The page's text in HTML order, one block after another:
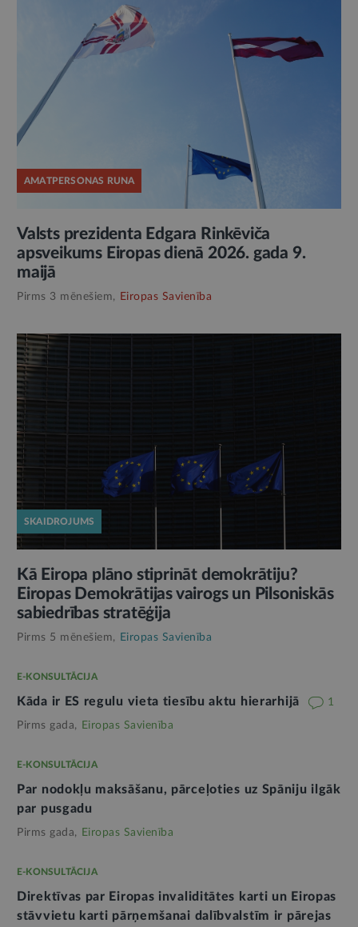
AMATPERSONAS RUNA
Valsts prezidenta Edgara Rinkēviča
apsveikums Eiropas dienā 2026. gada 9.
maijā
Pirms 3 mēnešiem, Eiropas Savienība
SKAIDROJUMS
Kā Eiropa plāno stiprināt demokrātiju?
Eiropas Demokrātijas vairogs un Pilsoniskās
sabiedrības stratēģija
Pirms 5 mēnešiem, Eiropas Savienība
E-KONSULTĀCIJA
Kāda ir ES regulu vieta tiesību aktu hierarhijā 1
Pirms gada, Eiropas Savienība
E-KONSULTĀCIJA
Par nodokļu maksāšanu, pārceļoties uz Spāniju ilgāk
par pusgadu
Pirms gada, Eiropas Savienība
E-KONSULTĀCIJA
Direktīvas par Eiropas invaliditātes karti un Eiropas
stāvvietu karti pārņemšanai dalībvalstīm ir pārejas